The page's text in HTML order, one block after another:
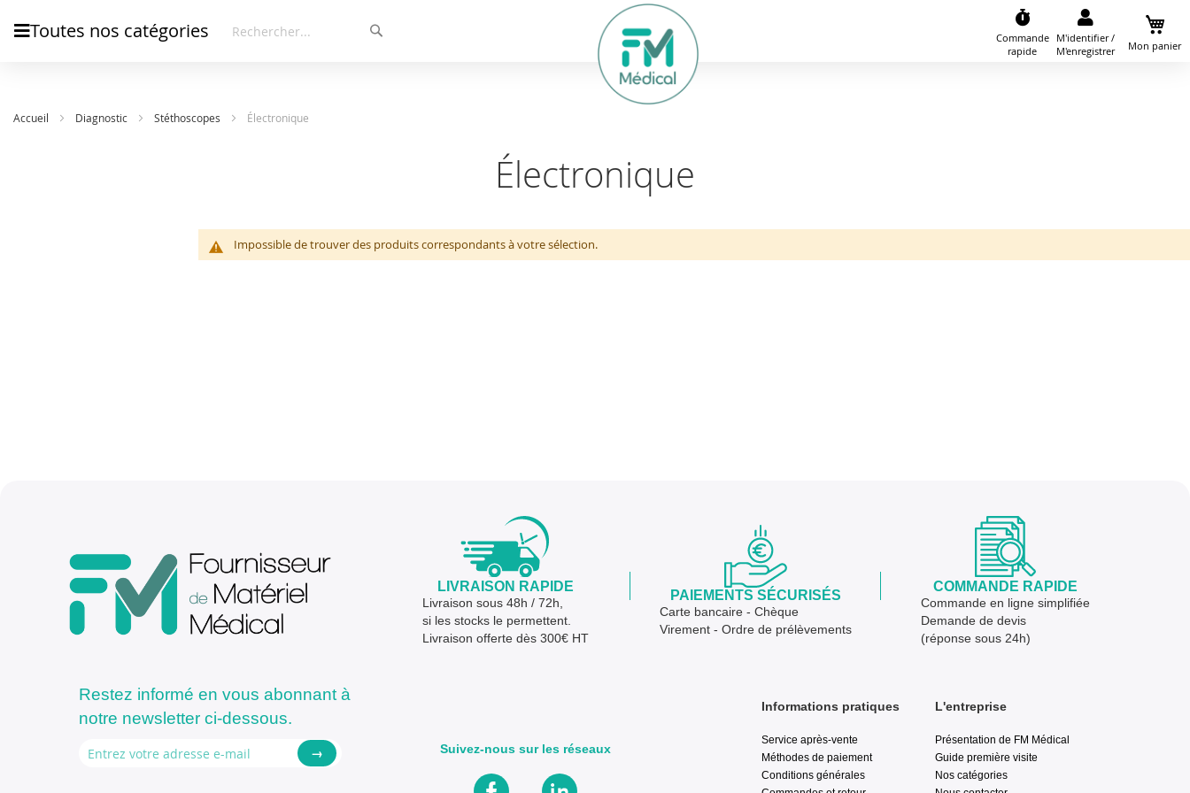
Toutes nos catégories
Commande
rapide
Mon panier
M'identifier /
M'enregistrer
Accueil Diagnostic Stéthoscopes Électronique
Électronique
Impossible de trouver des produits correspondants à votre sélection.
LIVRAISON RAPIDE
Livraison sous 48h / 72h,
si les stocks le permettent.
Livraison offerte dès 300€ HT
PAIEMENTS SÉCURISÉS
Carte bancaire - Chèque
Virement - Ordre de prélèvements
COMMANDE RAPIDE
Commande en ligne simplifiée
Demande de devis
(réponse sous 24h)
Restez informé en vous abonnant à
notre newsletter ci-dessous.
→
Informations pratiques
Service après-vente
Méthodes de paiement
Conditions générales
L'entreprise
Présentation de FM Médical
Guide première visite
Nos catégories
Suivez-nous sur les réseaux